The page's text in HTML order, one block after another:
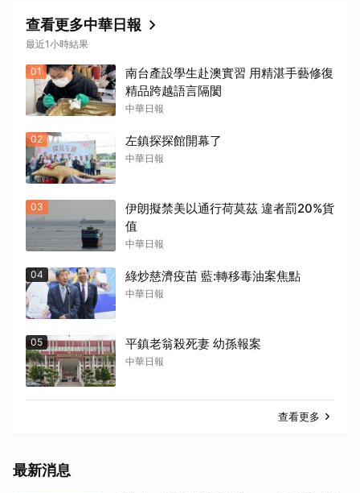
查看更多中華日報
最近1小時結果
01
南台產設學生赴澳實習 用精湛手藝修復
精品跨越語言隔閡
中華日報
02 左鎮探探館開幕了
中華日報
03
伊朗擬禁美以通行荷莫茲 違者罰20%貨
值
中華日報
04 綠炒慈濟疫苗 藍:轉移毒油案焦點
中華日報
05 平鎮老翁殺死妻 幼孫報案
中華日報
查看更多
最新消息
取消